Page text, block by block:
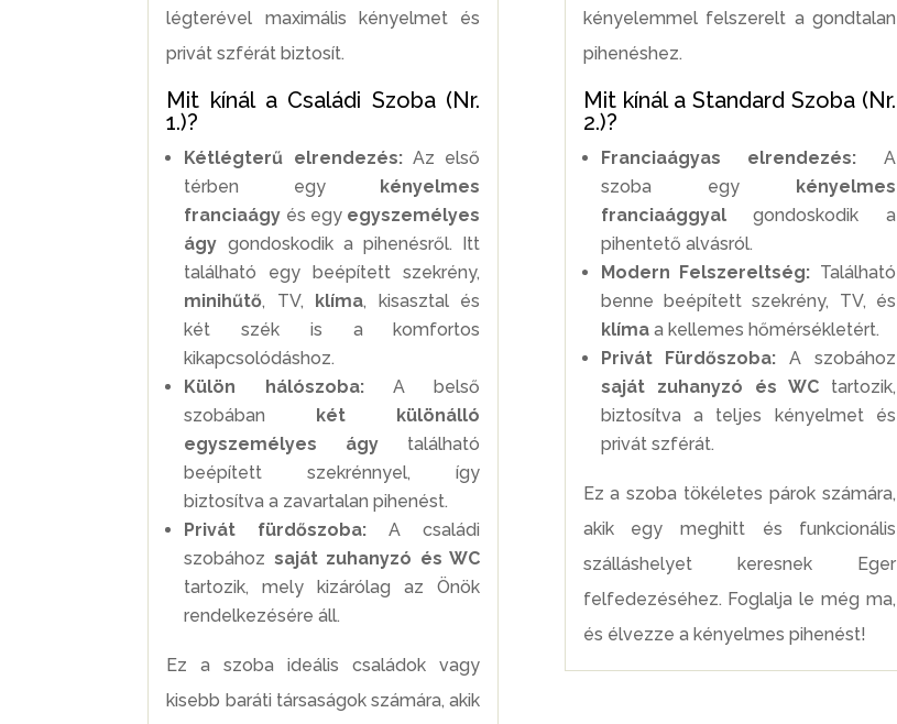
légterével maximális kényelmet és
privát szférát biztosít.
Mit kínál a Családi Szoba (Nr.
1.)?
Kétlégterű elrendezés:Az első
térben egy
kényelmes
franciaágy és egy egyszemélyes
ágy gondoskodik a pihenésről. Itt
található egy beépített szekrény,
minihűtő, TV, klíma, kisasztal és
két szék is a komfortos
kikapcsolódáshoz.
Külön hálószoba:A belső
szobában
két különálló
egyszemélyes ágy található
beépített szekrénnyel, így
biztosítva a zavartalan pihenést.
Privát fürdőszoba: A családi
szobához saját zuhanyzó és WC
tartozik, mely kizárólag az Önök
rendelkezésére áll.
Ez a szoba ideális családok vagy
kisebb baráti társaságok számára, akik
kényelemmel felszerelt a gondtalan
pihenéshez.
Mit kínál a Standard Szoba (Nr.
2.)?
Franciaágyas elrendezés: A
szoba egy
kényelmes
franciaággyalgondoskodik a
pihentető alvásról.
Modern Felszereltség: Található
benne beépített szekrény, TV, és
klímaa kellemes hőmérsékletért.
Privát Fürdőszoba: A szobához
saját zuhanyzó és WC tartozik,
biztosítva a teljes kényelmet és
privát szférát.
Ez a szoba tökéletes párok számára,
akik egy meghitt és funkcionális
szálláshelyet keresnek Eger
felfedezéséhez. Foglalja le még ma,
és élvezze a kényelmes pihenést!